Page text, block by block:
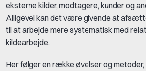
eksterne kilder, modtagere, kunder og
Alligevel kan det være givende at
til at arbejde mere systematisk med
kildearbejde.
Her følger en række øvelser og metoder,